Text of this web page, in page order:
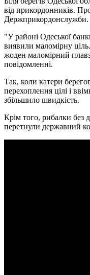
від прикордонників.
Держприкордонслужби.
"У районі Одеської
виявили маломірну
жоден маломірний
повідомленні.
Так, коли катери
перехоплення цілі і
збільшило швидкість.
Крім того, рибалки без
перетнули державний